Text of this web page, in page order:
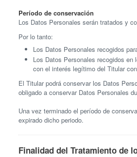
Período de conservación
Los Datos Personales serán tratados y
Por lo tanto:
Los Datos Personales recogidos
Los Datos Personales recogidos
con el interés legítimo del Titular
El Titular podrá conservar los Datos
obligado a conservar Datos Personales
Una vez terminado el período de
expirado dicho periodo.
Finalidad del Tratamiento de